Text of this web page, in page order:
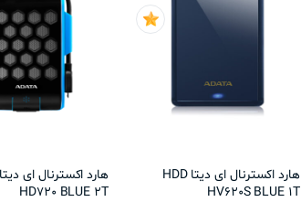
هارد اکسترنال ای دیتا HDD
HV620S BLUE 1T
HD720 BLUE 2T